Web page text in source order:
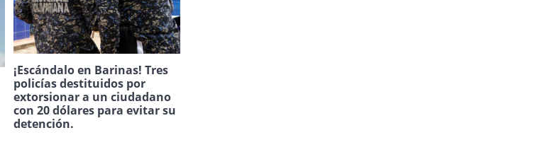
¡Escándalo en Barinas! Tres
policías destituidos por
extorsionar a un ciudadano
con 20 dólares para evitar su
detención.